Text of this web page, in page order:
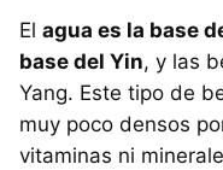
El agua es la base
base del Yin, y las
Yang. Este tipo de
muy poco densos
vitaminas ni